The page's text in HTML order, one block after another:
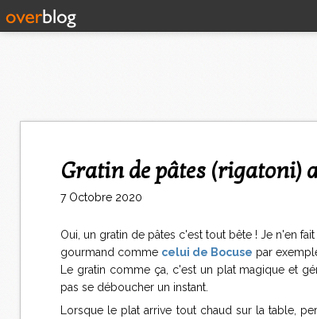
Gratin de pâtes (rigatoni)
7 Octobre 2020
Oui, un gratin de pâtes c'est tout bête ! Je n'en
gourmand comme celui de Bocuse par
Le gratin comme ça, c'est un plat magique et
pas se déboucher un instant.
Lorsque le plat arrive tout chaud sur la table,